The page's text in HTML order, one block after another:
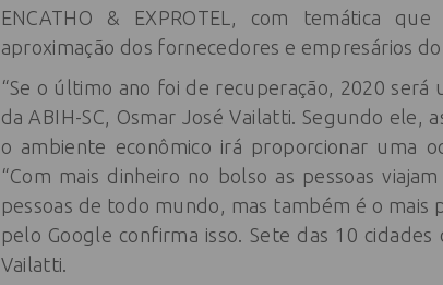
ENCATHO & EXPROTEL, com temática
aproximação dos fornecedores e empresários
“Se o último ano foi de recuperação, 2020
da ABIH-SC, Osmar José Vailatti. Segundo ele,
o ambiente econômico irá proporcionar uma
“Com mais dinheiro no bolso as pessoas
pessoas de todo mundo, mas também é o
pelo Google confirma isso. Sete das 10
Vailatti.